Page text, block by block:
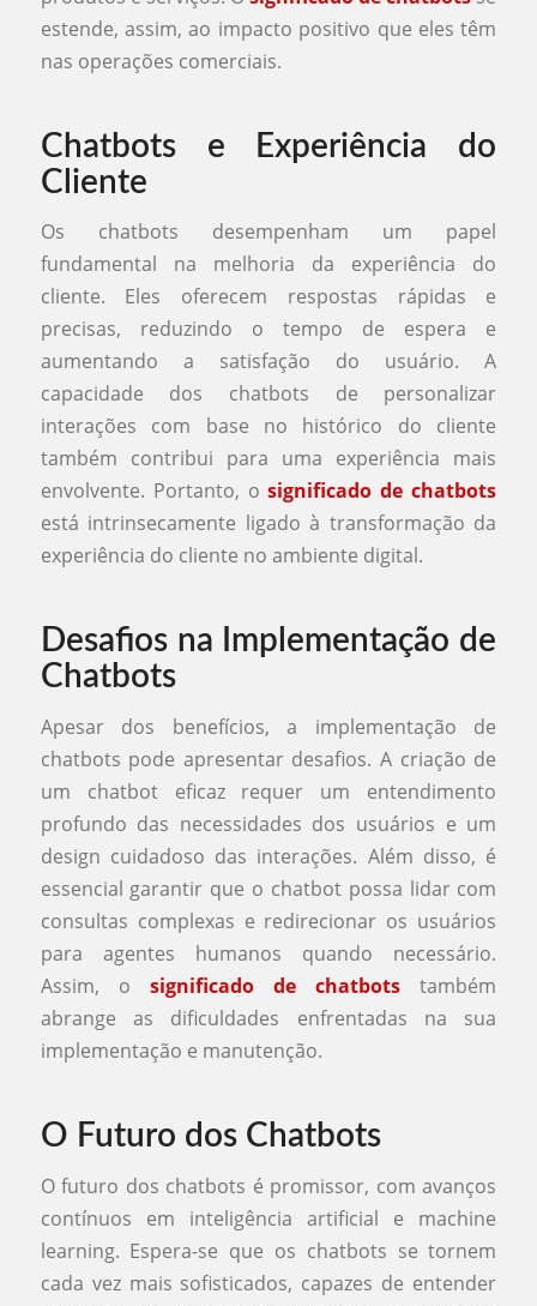
estende, assim, ao impacto positivo que eles têm
nas operações comerciais.
Chatbots e Experiência do
Cliente
Os chatbots desempenham um papel
fundamental na melhoria da experiência do
cliente. Eles oferecem respostas rápidas e
precisas, reduzindo o tempo de espera e
aumentando a satisfação do usuário. A
capacidade dos chatbots de personalizar
interações com base no histórico do cliente
também contribui para uma experiência mais
envolvente. Portanto, osignificado de chatbots
está intrinsecamente ligado à transformação da
experiência do cliente no ambiente digital.
Desafios na Implementação de
Chatbots
Apesar dos benefícios, a implementação de
chatbots pode apresentar desafios. A criação de
um chatbot eficaz requer um entendimento
profundo das necessidades dos usuários e um
design cuidadoso das interações. Além disso, é
essencial garantir que o chatbot possa lidar com
consultas complexas e redirecionar os usuários
para agentes humanos quando necessário.
Assim, o significado de chatbots também
abrange as dificuldades enfrentadas na sua
implementação e manutenção.
O Futuro dos Chatbots
O futuro dos chatbots é promissor, com avanços
contínuos em inteligência artificial e machine
learning. Espera-se que os chatbots se tornem
cada vez mais sofisticados, capazes de entender